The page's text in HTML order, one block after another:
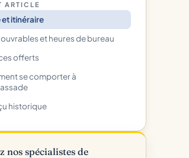
ARTICLE
et itinéraire
ouvrables et heures de bureau
offerts
se comporter à
historique
nos spécialistes de